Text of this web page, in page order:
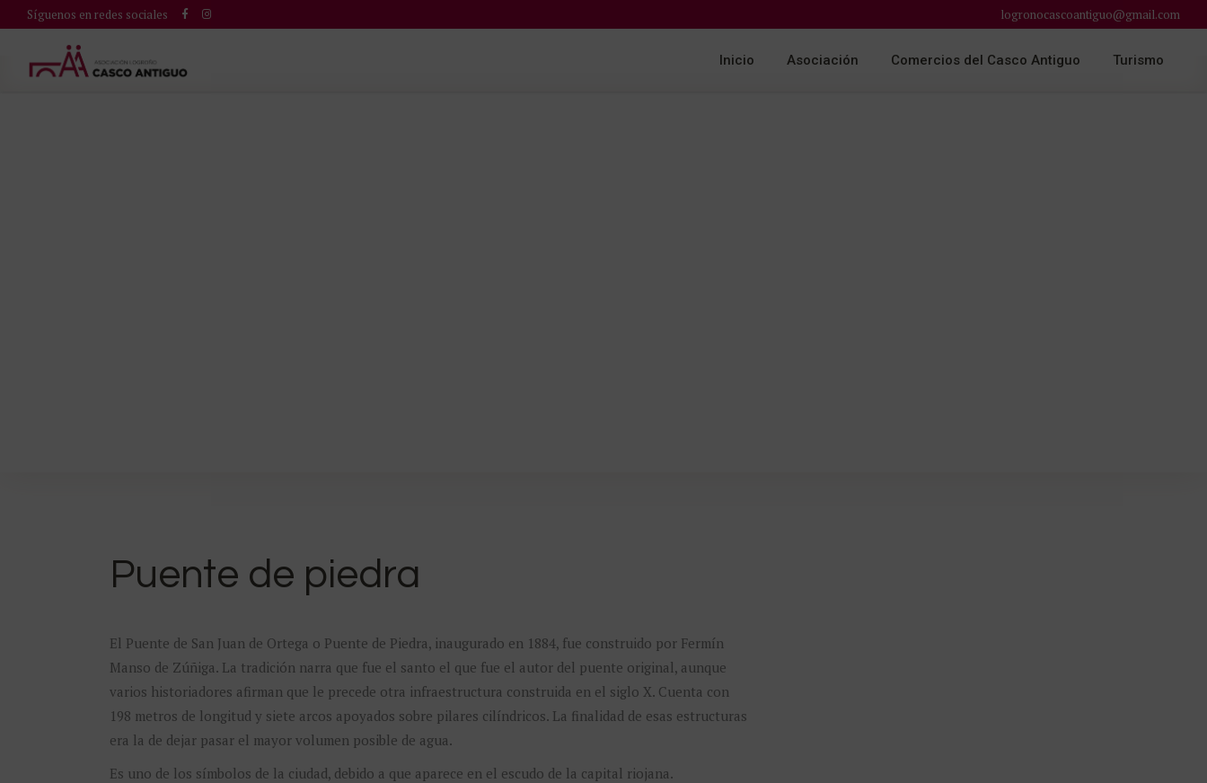
Síguenos en redes sociales logronocascoantiguo@gmail.com
Inicio Asociación Comercios del Casco Antiguo Turismo
Puente de piedra
El Puente de San Juan de Ortega o Puente de Piedra, inaugurado en 1884, fue construido por Fermín
Manso de Zúñiga. La tradición narra que fue el santo el que fue el autor del puente original, aunque
varios historiadores afirman que le precede otra infraestructura construida en el siglo X. Cuenta con
198 metros de longitud y siete arcos apoyados sobre pilares cilíndricos. La finalidad de esas estructuras
era la de dejar pasar el mayor volumen posible de agua.
Es uno de los símbolos de la ciudad, debido a que aparece en el escudo de la capital riojana.